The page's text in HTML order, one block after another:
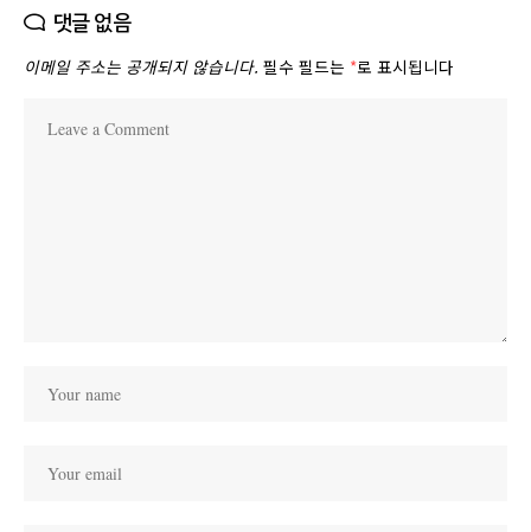
댓글 없음
이메일 주소는 공개되지 않습니다. 필수 필드는 *로 표시됩니다